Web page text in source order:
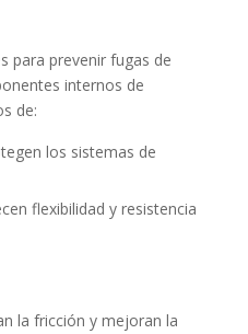
para prevenir fugas de
internos de
de:
los sistemas de
flexibilidad y resistencia
la fricción y mejoran la